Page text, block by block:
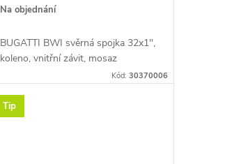
cena:
Na objednání
BUGATTI BWI svěrná spojka 32x1",
koleno, vnitřní závit, mosaz
Kód: 30370006
Tip